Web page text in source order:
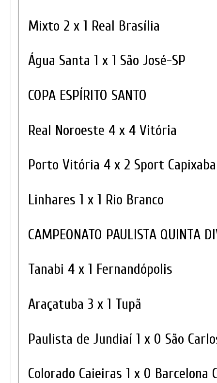
Mixto 2 x 1 Real Brasília
Água Santa 1 x 1 São José-SP
COPA ESPÍRITO SANTO
Real Noroeste 4 x 4 Vitória
Porto Vitória 4 x 2 Sport
Linhares 1 x 1 Rio Branco
CAMPEONATO PAULISTA QUINTA
Tanabi 4 x 1 Fernandópolis
Araçatuba 3 x 1 Tupã
Paulista de Jundiaí 1 x 0 São
Colorado Caieiras 1 x 0 Barcelona